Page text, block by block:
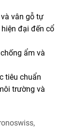
vân gỗ tự
đại đến cổ
ẩm và
tiêu chuẩn
trường và